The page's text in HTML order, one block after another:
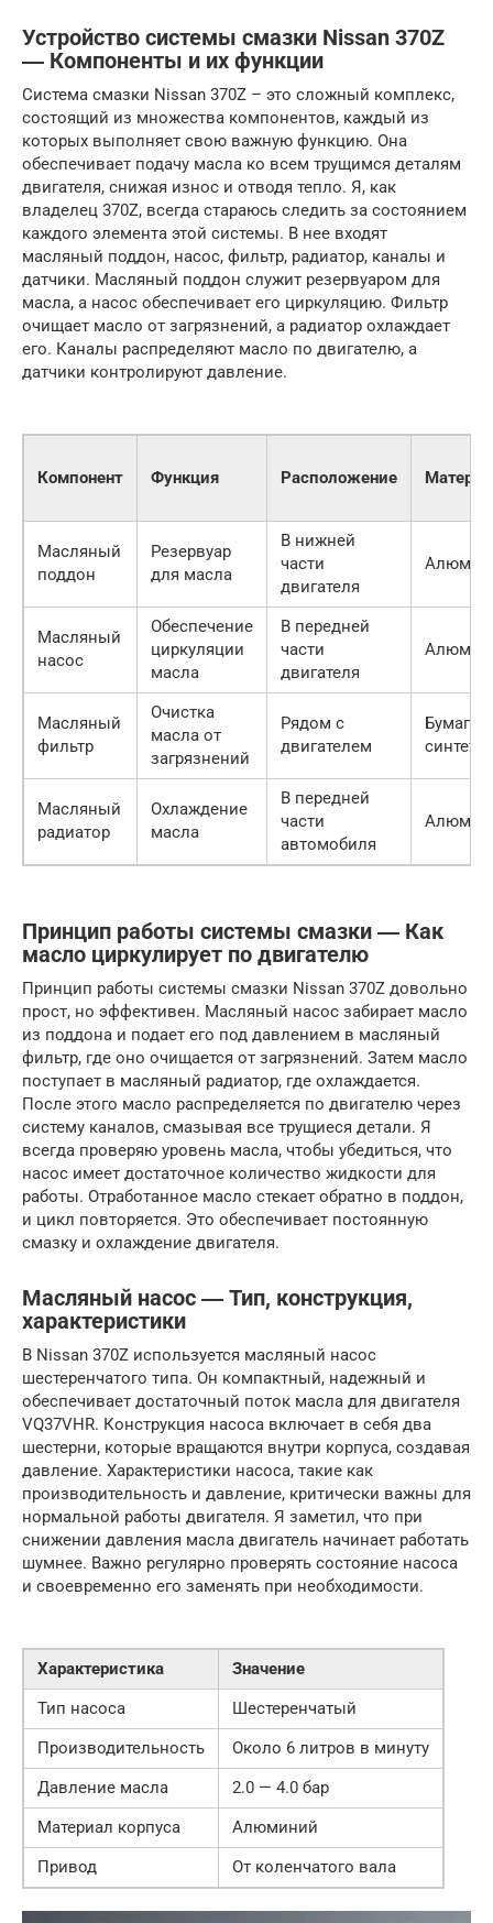
Устройство системы смазки Nissan 370Z
― Компоненты и их функции
Система смазки Nissan 370Z – это сложный комплекс,
состоящий из множества компонентов, каждый из
которых выполняет свою важную функцию. Она
обеспечивает подачу масла ко всем трущимся деталям
двигателя, снижая износ и отводя тепло. Я, как
владелец 370Z, всегда стараюсь следить за состоянием
каждого элемента этой системы. В нее входят
масляный поддон, насос, фильтр, радиатор, каналы и
датчики. Масляный поддон служит резервуаром для
масла, а насос обеспечивает его циркуляцию. Фильтр
очищает масло от загрязнений, а радиатор охлаждает
его. Каналы распределяют масло по двигателю, а
датчики контролируют давление.
Компонент Функция Расположение
Масляный
поддон
Резервуар
для масла
В нижней
части
двигателя
Масляный
насос
Обеспечение
циркуляции
масла
В передней
части
двигателя
Масляный
фильтр
Очистка
масла от
загрязнений
Рядом с
двигателем
Бумага,
Масляный
радиатор
Охлаждение
масла
В передней
части
автомобиля
Принцип работы системы смазки ― Как
масло циркулирует по двигателю
Принцип работы системы смазки Nissan 370Z довольно
прост, но эффективен. Масляный насос забирает масло
из поддона и подает его под давлением в масляный
фильтр, где оно очищается от загрязнений. Затем масло
поступает в масляный радиатор, где охлаждается.
После этого масло распределяется по двигателю через
систему каналов, смазывая все трущиеся детали. Я
всегда проверяю уровень масла, чтобы убедиться, что
насос имеет достаточное количество жидкости для
работы. Отработанное масло стекает обратно в поддон,
и цикл повторяется. Это обеспечивает постоянную
смазку и охлаждение двигателя.
Масляный насос ― Тип, конструкция,
характеристики
В Nissan 370Z используется масляный насос
шестеренчатого типа. Он компактный, надежный и
обеспечивает достаточный поток масла для двигателя
VQ37VHR. Конструкция насоса включает в себя два
шестерни, которые вращаются внутри корпуса, создавая
давление. Характеристики насоса, такие как
производительность и давление, критически важны для
нормальной работы двигателя. Я заметил, что при
снижении давления масла двигатель начинает работать
шумнее. Важно регулярно проверять состояние насоса
и своевременно его заменять при необходимости.
Характеристика
Значение
Тип насоса
Шестеренчатый
Производительность
Около 6 литров в минуту
Давление масла
2.0 — 4.0 бар
Материал корпуса
Алюминий
Привод
От коленчатого вала